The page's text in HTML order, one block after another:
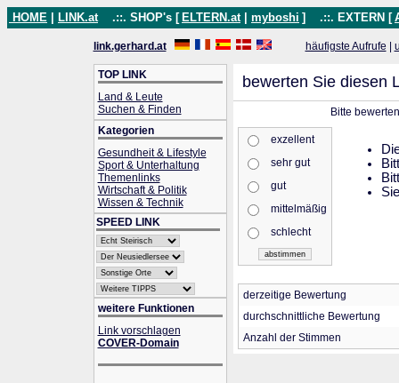
HOME LINK.at .::. SHOP's [ ELTERN.at myboshi ] .::. EXTERN [
link.gerhard.at häufigste Aufrufe
TOP LINK
Land & Leute
Suchen & Finden
Kategorien
Gesundheit & Lifestyle
Sport & Unterhaltung
Themenlinks
Wirtschaft & Politik
Wissen & Technik
SPEED LINK
weitere Funktionen
Link vorschlagen
COVER-Domain
bewerten Sie diesen
Bitte
exzellent
sehr gut
gut
mittelmäßig
schlecht
derzeitige Bewertung
durchschnittliche Bewertung
Anzahl der Stimmen